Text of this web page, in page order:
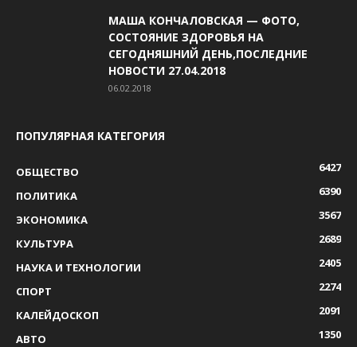
МАША КОНЧАЛОВСКАЯ — ФОТО,
СОСТОЯНИЕ ЗДОРОВЬЯ НА
СЕГОДНЯШНИЙ ДЕНЬ,ПОСЛЕДНИЕ
НОВОСТИ 27.04.2018
06.02.2018
ПОПУЛЯРНАЯ КАТЕГОРИЯ
ОБЩЕСТВО
6427
ПОЛИТИКА
6390
ЭКОНОМИКА
3567
КУЛЬТУРА
2689
НАУКА И ТЕХНОЛОГИИ
2405
СПОРТ
2274
КАЛЕЙДОСКОП
2091
АВТО
1350